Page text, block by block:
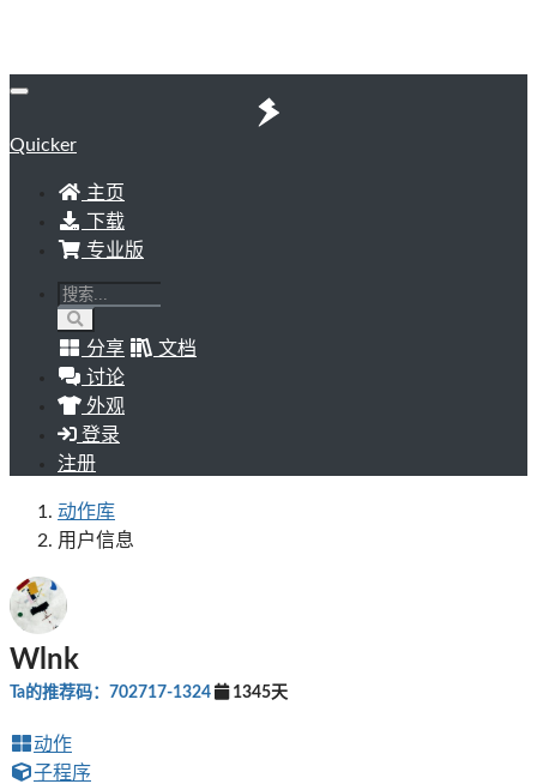
Quicker
主页
下载
专业版
分享
文档
讨论
外观
登录
注册
动作库
用户信息
Wlnk
Ta的推荐码：702717-1324 1345天
动作
子程序